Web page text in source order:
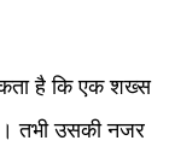
है कि एक शख्स
तभी उसकी नजर